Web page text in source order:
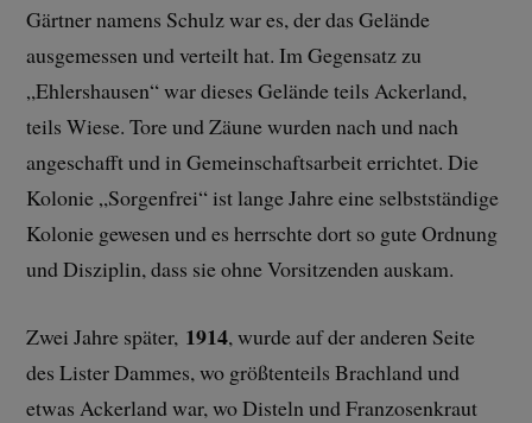
Gärtner namens Schulz war es, der das Gelände
ausgemessen und verteilt hat. Im Gegensatz zu
„Ehlershausen“ war dieses Gelände teils Ackerland,
teils Wiese. Tore und Zäune wurden nach und nach
angeschafft und in Gemeinschaftsarbeit errichtet. Die
Kolonie „Sorgenfrei“ ist lange Jahre eine selbstständige
Kolonie gewesen und es herrschte dort so gute Ordnung
und Disziplin, dass sie ohne Vorsitzenden auskam.
Zwei Jahre später, 1914, wurde auf der anderen Seite
des Lister Dammes, wo größtenteils Brachland und
etwas Ackerland war, wo Disteln und Franzosenkraut